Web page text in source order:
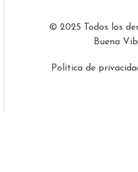
© 2025 Todos los
Buena
Política de